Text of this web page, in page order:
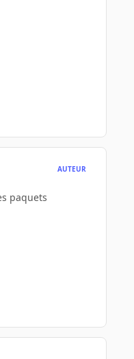
AUTEUR
paquets